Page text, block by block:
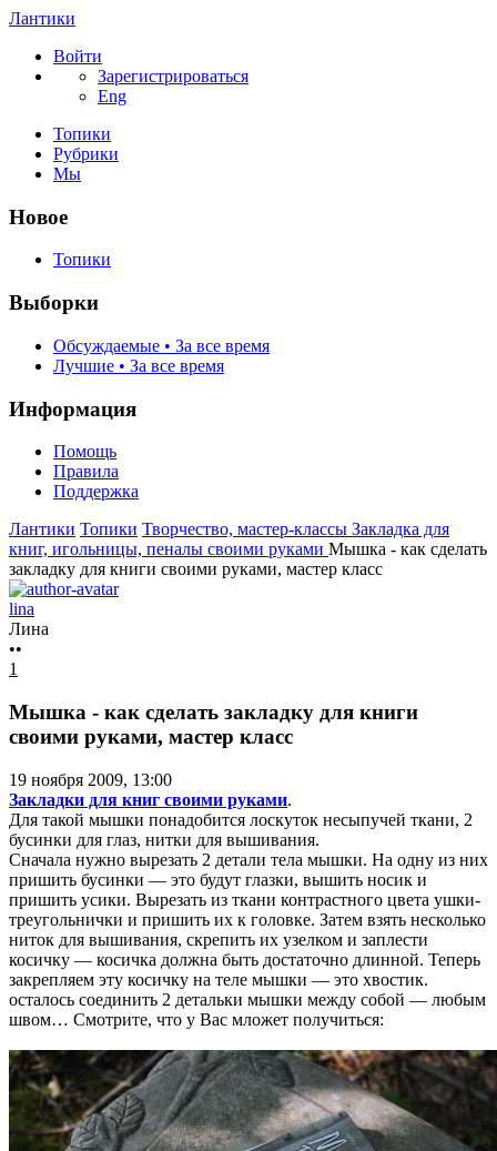
Лантики
Войти
Зарегистрироваться
Eng
Топики
Рубрики
Мы
Новое
Топики
Выборки
Обсуждаемые • За все время
Лучшие • За все время
Информация
Помощь
Правила
Поддержка
Лантики Топики Творчество, мастер-классы Закладка для
книг, игольницы, пеналы своими руками Мышка - как сделать
закладку для книги своими руками, мастер класс
lina
Лина
••
1
Мышка - как сделать закладку для книги
своими руками, мастер класс
19 ноября 2009, 13:00
Закладки для книг своими руками.
Для такой мышки понадобится лоскуток несыпучей ткани, 2
бусинки для глаз, нитки для вышивания.
Сначала нужно вырезать 2 детали тела мышки. На одну из них
пришить бусинки — это будут глазки, вышить носик и
пришить усики. Вырезать из ткани контрастного цвета ушки-
треугольнички и пришить их к головке. Затем взять несколько
ниток для вышивания, скрепить их узелком и заплести
косичку — косичка должна быть достаточно длинной. Теперь
закрепляем эту косичку на теле мышки — это хвостик.
осталось соединить 2 детальки мышки между собой — любым
швом… Смотрите, что у Вас мложет получиться: